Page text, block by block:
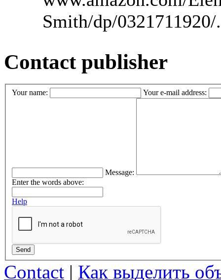
Smith/dp/
Contact publisher
Your name: Your e-mail address:
Message:
Enter the words above:
Help
Send
Contact | Как выделить